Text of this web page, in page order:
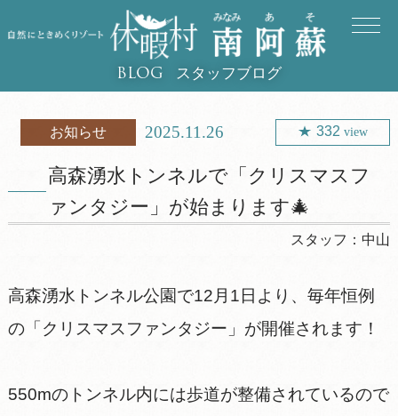
BLOG スタッフブログ
お知らせ 2025.11.26 332 view
高森湧水トンネルで「クリスマスフ
ァンタジー」が始まります🎄
スタッフ：中山
高森湧水トンネル公園で12月1日より、毎年恒例
の「クリスマスファンタジー」が開催されます！
550mのトンネル内には歩道が整備されているので